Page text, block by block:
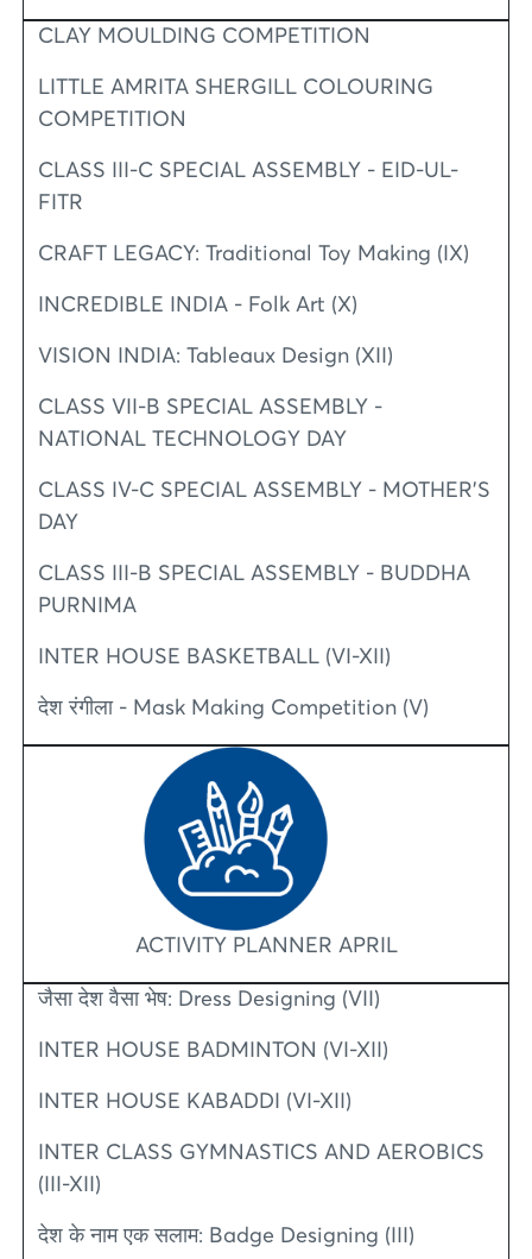
CLAY MOULDING COMPETITION
LITTLE AMRITA SHERGILL COLOURING
COMPETITION
CLASS III-C SPECIAL ASSEMBLY - EID-UL-
FITR
CRAFT LEGACY: Traditional Toy Making (IX)
INCREDIBLE INDIA - Folk Art (X)
VISION INDIA: Tableaux Design (XII)
CLASS VII-B SPECIAL ASSEMBLY -
NATIONAL TECHNOLOGY DAY
CLASS IV-C SPECIAL ASSEMBLY - MOTHER’S
DAY
CLASS III-B SPECIAL ASSEMBLY - BUDDHA
PURNIMA
INTER HOUSE BASKETBALL (VI-XII)
देश रंगीला - Mask Making Competition (V)
ACTIVITY PLANNER APRIL
जैसा देश वैसा भेष: Dress Designing (VII)
INTER HOUSE BADMINTON (VI-XII)
INTER HOUSE KABADDI (VI-XII)
INTER CLASS GYMNASTICS AND AEROBICS
(III-XII)
देश के नाम एक सलाम: Badge Designing (III)